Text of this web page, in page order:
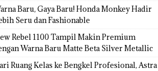
Baru, Gaya Baru! Honda Monkey Hadir
Seru dan Fashionable
Rebel 1100 Tampil Makin Premium
Warna Baru Matte Beta Silver Metallic
Ruang Kelas ke Bengkel Profesional, Astra